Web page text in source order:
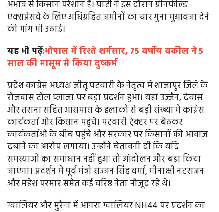
अभाव से किसान परेशान हैं। पार्टी ने इस दौरान ग्रीनफील्ड
एक्सप्रेसवे के लिए अधिग्रहित जमीनों का चार गुना मुआवजा देने
की मांग भी उठाई।
यह भी पढ़ें:भोपाल में रिश्ते शर्मसार, 75 वर्षीय वकील ने 5
साल की मासूम से किया दुष्कर्म
प्रदेश कांग्रेस अध्यक्ष जीतू पटवारी के नेतृत्व में शाजापुर जिले के
रोजवास टोल प्लाजा पर बड़ा प्रदर्शन हुआ। यहां उज्जैन, देवास
और तराना सहित आसपास के इलाकों से बड़ी संख्या में कांग्रेस
कार्यकर्ता और किसान पहुंचे। पटवारी ट्रैक्टर पर बैठकर
कार्यकर्ताओं के बीच पहुंचे और सरकार पर किसानों की आवाज
दबाने का आरोप लगाया। उन्होंने चेतावनी दी कि यदि
समस्याओं का समाधान नहीं हुआ तो आंदोलन और बड़ा किया
जाएगा। प्रदर्शन में पूर्व मंत्री सज्जन सिंह वर्मा, मीनाक्षी नटराजन
और महेश परमार समेत कई वरिष्ठ नेता मौजूद रहे थे।
ग्वालियर और मुरैना में आगरा ग्वालियर NH44 पर प्रदर्शन का